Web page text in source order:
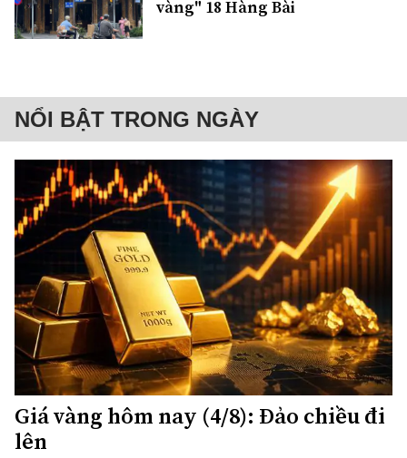
vàng" 18 Hàng Bài
NỔI BẬT TRONG NGÀY
Giá vàng hôm nay (4/8): Đảo chiều đi
lên